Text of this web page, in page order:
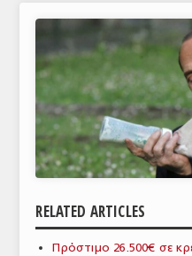
ΑΝΑΛΥΣΕΙΣ
ΚΟΣΜΟΣ
ΕΙΔΗΣΕΙΣ
ΕΥΡΩΠΑΪΚΕΣ ΑΠΟΦΑΣΕΙΣ
ΘΕΜΑΤΑ
ΑΝΑΛΥΣΕΙΣ
RELATED ARTICLES
Πρόστιμο 26.500€ σε